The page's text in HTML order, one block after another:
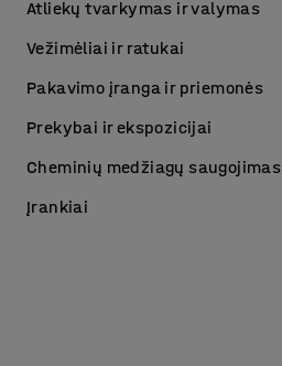
Atliekų tvarkymas ir valymas
Vežimėliai ir ratukai
Pakavimo įranga ir priemonės
Prekybai ir ekspozicijai
Cheminių medžiagų saugojimas
Įrankiai